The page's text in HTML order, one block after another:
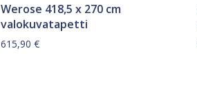
Werose 418,5 x 270 cm
valokuvatapetti
615,90€